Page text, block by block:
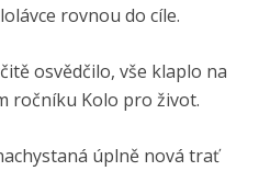
rovnou do cíle.
osvědčilo, vše klaplo na
ročníku Kolo pro život.
úplně nová trať